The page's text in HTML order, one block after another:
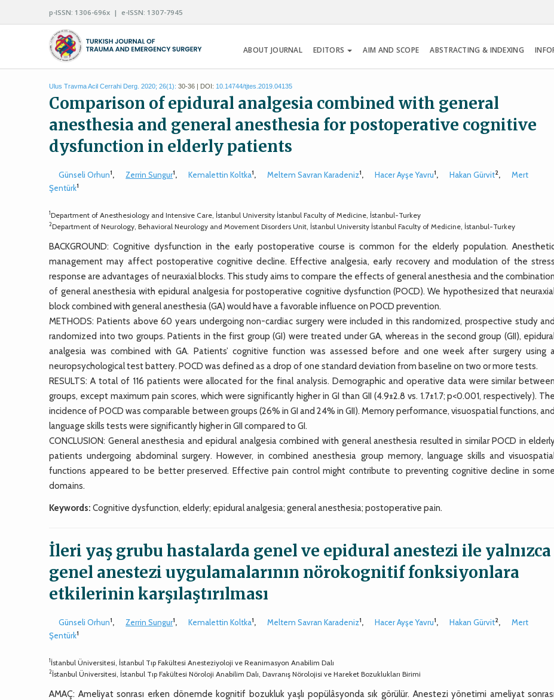
p-ISSN: 1306-696x | e-ISSN: 1307-7945
ABOUT JOURNAL EDITORS AIM AND SCOPE ABSTRACTING & INDEXING
Ulus Travma Acil Cerrahi Derg. 2020; 26(1): 30-36 | DOI: 10.14744/tjtes.2019.04135
Comparison of epidural analgesia combined with general
anesthesia and general anesthesia for postoperative cognitive
dysfunction in elderly patients
Günseli Orhun1, Zerrin Sungur1, Kemalettin Koltka1, Meltem Savran Karadeniz1, Hacer Ayşe Yavru1, Hakan Gürvit2,
Mert
Şentürk1
1Department of Anesthesiology and Intensive Care, İstanbul University İstanbul Faculty of Medicine, İstanbul-Turkey
2Department of Neurology, Behavioral Neurology and Movement Disorders Unit, İstanbul University İstanbul Faculty of Medicine, İstanbul-Turkey
BACKGROUND: Cognitive dysfunction in the early postoperative course is common for the elderly population.
management may affect postoperative cognitive decline. Effective analgesia, early recovery and modulation of the stress
response are advantages of neuraxial blocks. This study aims to compare the effects of general anesthesia and the combination
of general anesthesia with epidural analgesia for postoperative cognitive dysfunction (POCD). We hypothesized that
block combined with general anesthesia (GA) would have a favorable influence on POCD prevention.
METHODS: Patients above 60 years undergoing non-cardiac surgery were included in this randomized, prospective study and
randomized into two groups. Patients in the first group (GI) were treated under GA, whereas in the second group (GII),
analgesia was combined with GA. Patients’ cognitive function was assessed before and one week after surgery using
neuropsychological test battery. POCD was defined as a drop of one standard deviation from baseline on two or more tests.
RESULTS: A total of 116 patients were allocated for the final analysis. Demographic and operative data were similar between
groups, except maximum pain scores, which were significantly higher in GI than GII (4.9±2.8 vs. 1.7±1.7; p<0.001, respectively). The
incidence of POCD was comparable between groups (26% in GI and 24% in GII). Memory performance, visuospatial functions, and
language skills tests were significantly higher in GII compared to GI.
CONCLUSION: General anesthesia and epidural analgesia combined with general anesthesia resulted in similar POCD in
patients undergoing abdominal surgery. However, in combined anesthesia group memory, language skills and
functions appeared to be better preserved. Effective pain control might contribute to preventing cognitive decline in some
domains.
Keywords: Cognitive dysfunction, elderly; epidural analgesia; general anesthesia; postoperative pain.
İleri yaş grubu hastalarda genel ve epidural anestezi ile yalnızca
genel anestezi uygulamalarının nörokognitif fonksiyonlara
etkilerinin karşılaştırılması
Günseli Orhun1, Zerrin Sungur1, Kemalettin Koltka1, Meltem Savran Karadeniz1, Hacer Ayşe Yavru1, Hakan Gürvit2,
Mert
Şentürk1
1İstanbul Üniversitesi, İstanbul Tıp Fakültesi Anesteziyoloji ve Reanimasyon Anabilim Dalı
2İstanbul Üniversitesi, İstanbul Tıp Fakültesi Nöroloji Anabilim Dalı, Davranış Nörolojisi ve Hareket Bozuklukları Birimi
AMAÇ: Ameliyat sonrası erken dönemde kognitif bozukluk yaşlı popülâsyonda sık görülür. Anestezi yönetimi ameliyat sonrası